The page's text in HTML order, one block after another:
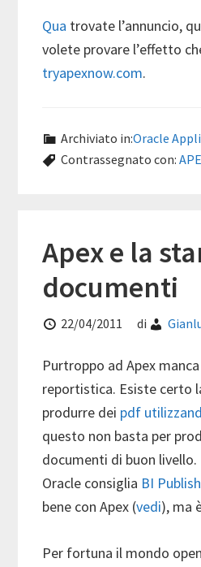
Qua trovate l’annuncio,
volete provare l’effetto
tryapexnow.com.
Archiviato in:Oracle
Contrassegnato con:
Apex e la
documenti
22/04/2011 di
Purtroppo ad Apex
reportistica. Esiste certo
produrre dei pdf
questo non basta per
documenti di buon livello.
Oracle consiglia BI
bene con Apex (vedi), ma
Per fortuna il mondo